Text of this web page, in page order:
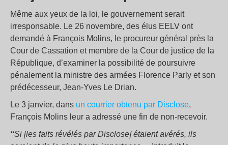
Même aux yeux de la loi, le gouvernement serait
irresponsable. Le 26 novembre, des élus EELV ont
demandé à François Molins, le procureur général près la
Cour de Cassation et membre de la Cour de justice de la
République, d’examiner la possibilité de poursuivre
pénalement la ministre des armées Florence Parly et son
prédécesseur, Jean-Yves Le Drian.
Le 3 janvier, dans un courrier obtenu par Disclose,
François Molins leur a adressé une fin de non-recevoir.
“Si [les faits révélés par Disclose] étaient avérés, ils